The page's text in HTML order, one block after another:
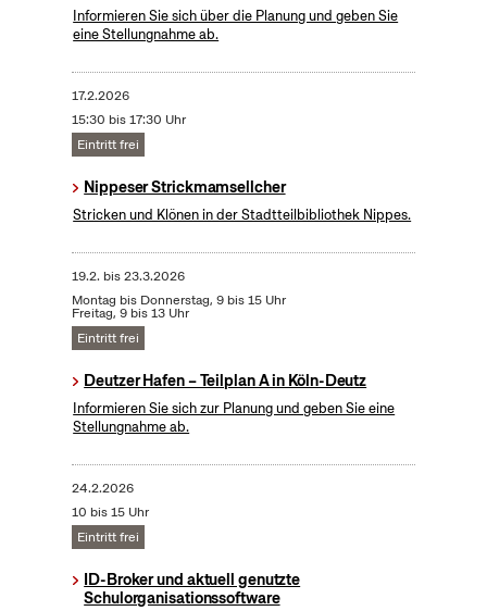
Informieren Sie sich über die Planung und geben Sie
eine Stellungnahme ab.
17.2.2026
15:30 bis 17:30 Uhr
Eintritt frei
Nippeser Strickmamsellcher
Stricken und Klönen in der Stadtteilbibliothek Nippes.
19.2. bis23.3.2026
Montag bis Donnerstag, 9 bis 15 Uhr
Freitag, 9 bis 13 Uhr
Eintritt frei
Deutzer Hafen – Teilplan A in Köln-Deutz
Informieren Sie sich zur Planung und geben Sie eine
Stellungnahme ab.
24.2.2026
10 bis 15 Uhr
Eintritt frei
ID-Broker und aktuell genutzte
Schulorganisationssoftware